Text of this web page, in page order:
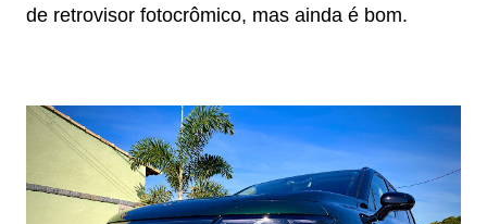
de retrovisor fotocrômico, mas ainda é bom.